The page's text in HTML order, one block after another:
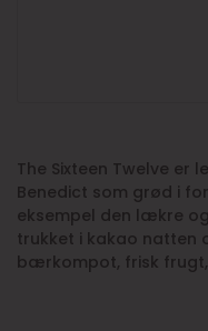
The Sixteen Twelve er
Benedict som grød i
eksempel den lækre
trukket i kakao natten
bærkompot, frisk